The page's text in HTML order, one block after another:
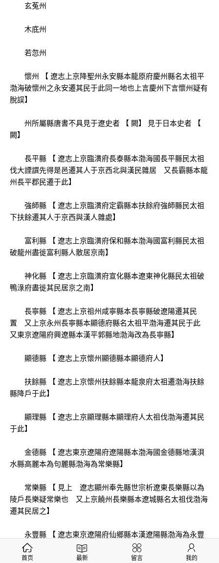
玄菟州
木底州
若忽州
懷州 【 遼志上京降聖州永安縣本龍原府慶州縣名太祖平
渤海破懷州之永安遷其民于此同一地也上言慶州下言懷州疑有
脫誤】
州所屬縣唐書不具見于遼史者 【 闕】 見于日本史者 【
闕】
長平縣 【 遼志上京臨潢府長泰縣本渤海國長平縣民太祖
伐大諲譔先得是邑遷其人于京西北與漢民雜居 又長霸縣本龍
州長平郡民遷于此】
強師縣 【 遼志上京臨潢府定霸縣本扶餘府強師縣民太祖
下扶餘遷其人于京西與漢人雜處】
富利縣 【 遼志上京臨潢府保和縣本渤海國富利縣民太祖
破龍州盡徙富利縣人散居京南】
神化縣 【 遼志上京臨潢府宣化縣本遼東神化縣民太祖破
鴨淥府盡徙其民居京之南】
長寧縣 【 遼志上京祖州咸寧縣本長寧縣破遼陽遷其民
置 又上京永州長寧縣本顯德府縣名太祖平渤海遷其民于此
又東京遼陽府興遼縣本漢平郭縣地渤海改為長寧縣】
顯德縣 【 遼志上京懷州顯德縣本顯德府人】
扶餘縣 【 遼志上京懷州扶餘縣本龍泉府太祖遷渤海扶餘
縣降戶于此】
顯理縣 【 遼志上京顯理縣本顯理府人太祖伐渤海遷其民
于此】
金德縣 【 遼志東京遼陽府遼陽縣本渤海國金德縣地漢浿
水縣高麗本為句麗縣渤海為常樂縣】
常樂縣 【 見上 遼志顯州奉先縣世宗析遼東長樂縣以為
陵戶長樂疑常樂也 又上京饒州長樂縣本遼城縣名太祖伐渤海
遷其民居之】
永豐縣 【 遼志東京遼陽府仙鄉縣本漢遼陽縣渤海為永豐
縣 又顯州山東縣穆宗割渤海永豐縣民為陵戶隸積慶宮】
首页 最新 留言 我的